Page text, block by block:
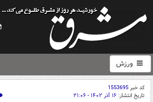
ورزش
کد خبر1553695
تاریخ انتشار: ۱۶ آذر ۱۴۰۲ - ۲۱:۰۶